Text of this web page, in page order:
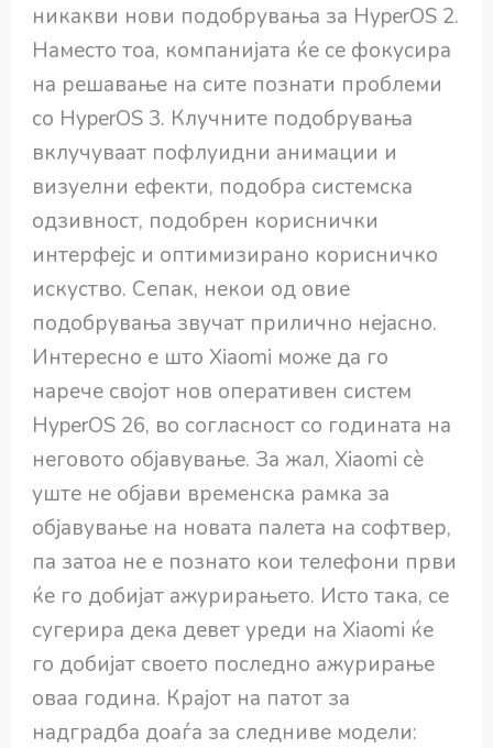
никакви нови подобрувања за HyperOS 2.
Наместо тоа, компанијата ќе се фокусира
на решавање на сите познати проблеми
со HyperOS 3. Клучните подобрувања
вклучуваат пофлуидни анимации и
визуелни ефекти, подобра системска
одзивност, подобрен кориснички
интерфејс и оптимизирано корисничко
искуство. Сепак, некои од овие
подобрувања звучат прилично нејасно.
Интересно е што Xiaomi може да го
нарече својот нов оперативен систем
HyperOS 26, во согласност со годината на
неговото објавување. За жал, Xiaomi сè
уште не објави временска рамка за
објавување на новата палета на софтвер,
па затоа не е познато кои телефони први
ќе го добијат ажурирањето. Исто така, се
сугерира дека девет уреди на Xiaomi ќе
го добијат своето последно ажурирање
оваа година. Крајот на патот за
надградба доаѓа за следниве модели: